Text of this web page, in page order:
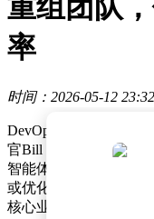
重组团队
率
时间：2026-05-12
DevOps平台GitLab近
官Bill Staples在内部
智能体时代的市场布
或优化现有AI业务的
核心业务，以增强市场